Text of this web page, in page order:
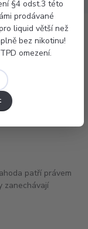
§4 odst.3 této
prodávané
liquid větší než
bez nikotinu!
omezení.
patří právem
zanechávají